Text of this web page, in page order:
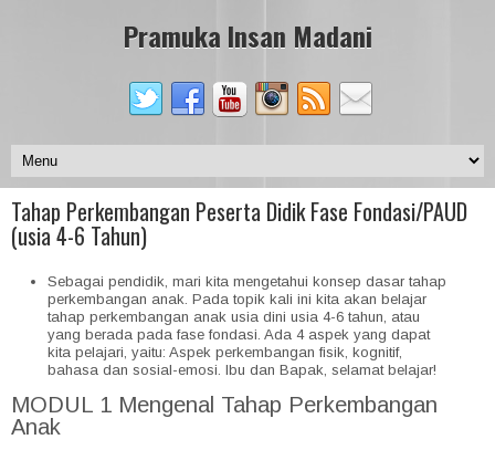
Pramuka Insan Madani
Tahap Perkembangan Peserta Didik Fase Fondasi/PAUD
(usia 4-6 Tahun)
Sebagai pendidik, mari kita mengetahui konsep dasar tahap
perkembangan anak. Pada topik kali ini kita akan belajar
tahap perkembangan anak usia dini usia 4-6 tahun, atau
yang berada pada fase fondasi. Ada 4 aspek yang dapat
kita pelajari, yaitu: Aspek perkembangan fisik, kognitif,
bahasa dan sosial-emosi. Ibu dan Bapak, selamat belajar!
MODUL 1 Mengenal Tahap Perkembangan
Anak